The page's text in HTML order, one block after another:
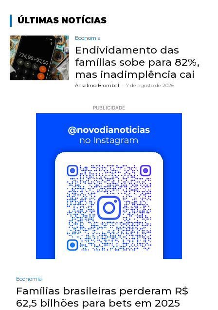
ÚLTIMAS NOTÍCIAS
Economia
Endividamento das
famílias sobe para 82%,
mas inadimplência cai
Anselmo Brombal - 7 de agosto de 2026
PUBLICIDADE
Economia
Famílias brasileiras perderam R$
62,5 bilhões para bets em 2025